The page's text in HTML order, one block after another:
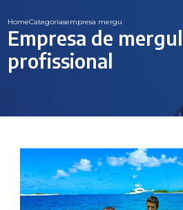
HomeCategoriasempresa mergulho profissional
Empresa de
profissional